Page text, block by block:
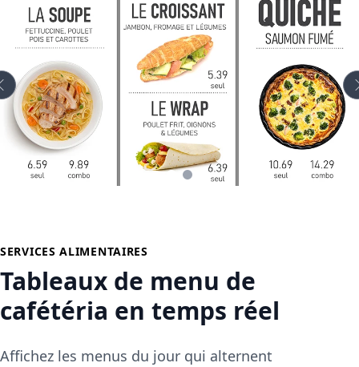
SERVICES ALIMENTAIRES
Tableaux de menu de
cafétéria en temps réel
Affichez les menus du jour qui alternent